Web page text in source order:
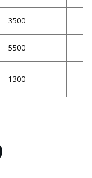
3500
5500
1300